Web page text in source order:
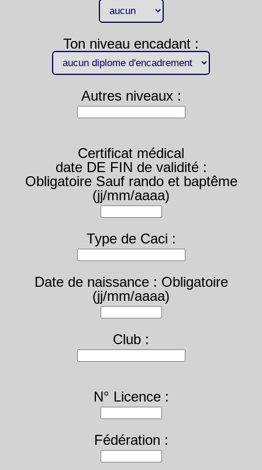
Ton niveau encadant :
Autres niveaux :
Certificat médical
date DE FIN de validité :
Obligatoire Sauf rando et baptême
(jj/mm/aaaa)
Type de Caci :
Date de naissance : Obligatoire
(jj/mm/aaaa)
Club :
N° Licence :
Fédération :